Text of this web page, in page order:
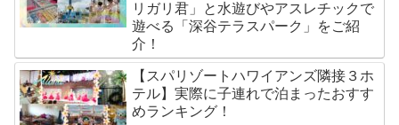
リガリ君」と水遊びやアスレチックで
遊べる「深谷テラスパーク」をご紹
介！
【スパリゾートハワイアンズ隣接３ホ
テル】実際に子連れで泊まったおすす
めランキング！